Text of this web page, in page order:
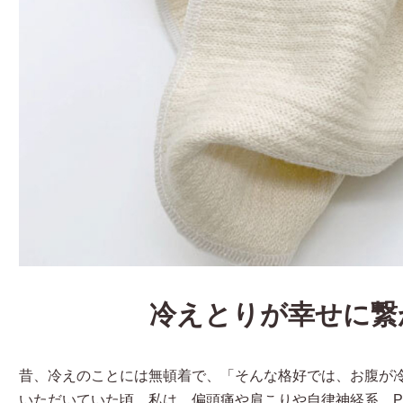
冷えとりが幸せに
昔、冷えのことには無頓着で、「そんな格好では、お腹が
いただいていた頃、私は、偏頭痛や肩こりや自律神経系、